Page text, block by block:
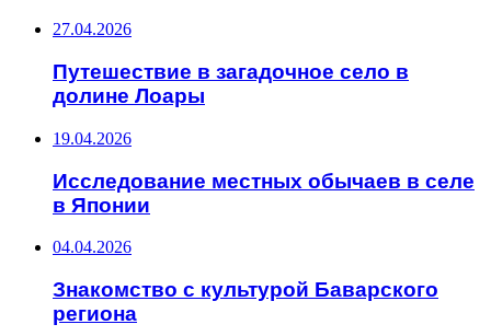
27.04.2026
Путешествие в загадочное село в
долине Лоары
19.04.2026
Исследование местных обычаев в селе
в Японии
04.04.2026
Знакомство с культурой Баварского
региона